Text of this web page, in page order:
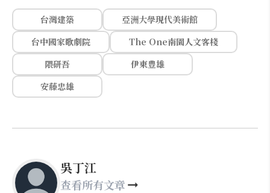
台灣建築
亞洲大學現代美術館
台中國家歌劇院
The One南園人文客棧
隈研吾
伊東豊雄
安藤忠雄
吳丁江
查看所有文章